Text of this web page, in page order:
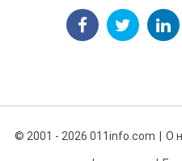
© 2001 - 2026 011info.com О